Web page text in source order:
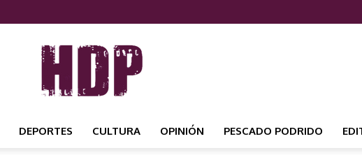
DEPORTES CULTURA OPINIÓN PESCADO PODRIDO